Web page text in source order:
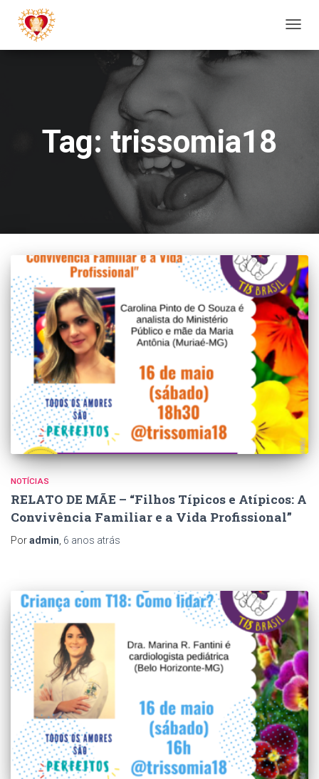
Tag: trissomia18
NOTÍCIAS
RELATO DE MÃE – “Filhos Típicos e Atípicos: A
Convivência Familiar e a Vida Profissional”
Poradmin 6 anos atrás